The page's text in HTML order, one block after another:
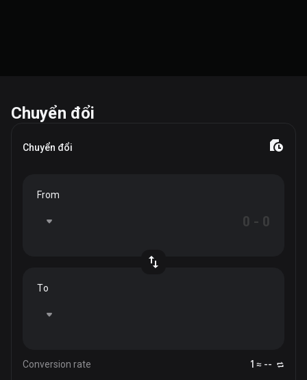
Chuyển đổi
Chuyển đổi
From
To
Conversion rate 1 ≈ --